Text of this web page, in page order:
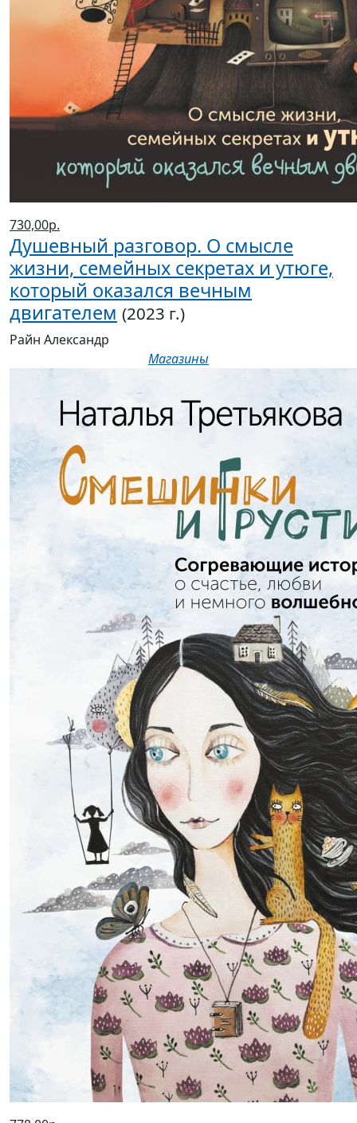
730,00р.
Душевный разговор. О смысле
жизни, семейных секретах и утюге,
который оказался вечным
двигателем (2023 г.)
Райн Александр
778,00р.